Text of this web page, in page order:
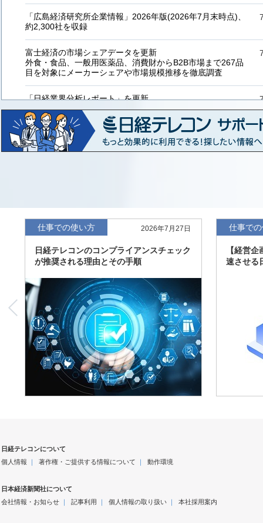
「広島経済研究所企業情報」2026年版(2026年7月末時点)、
約2,300社を収録
富士経済の市場シェアデータを更新
外食・食品、一般用医薬品、消費財からB2B市場まで267品
目を対象にメーカーシェアや市場規模推移を徹底調査
「日経業界分析レポート」を更新
「工業用プラスチック製品」「システムインテグレーター」
など20業界の内容を刷新
「東洋経済海外進出企業情報」の2026年版、約3万6千社を
収録
「日経POS情報マーケットレポート」の最新版、10～3月実
績の市場動向を速報
度の予想を実施
仕事での使い方 2026年7月27日
日経テレコンのコンプライアンスチェック
が推奨される理由とその手順
仕事で
【経営
速させる
日経テレコンについて
個人情報 ｜ 著作権・ご提供する情報について ｜ 動作環境
日本経済新聞社について
会社情報・お知らせ｜ 記事利用 ｜ 個人情報の取り扱い｜ 本社採用案内